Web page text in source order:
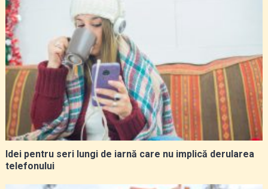
Idei pentru seri lungi de iarnă care nu implică derularea
telefonului